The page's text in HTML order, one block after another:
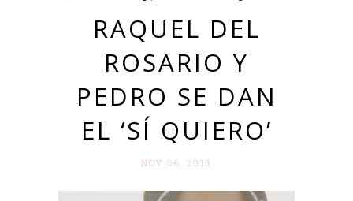
RAQUEL DEL
ROSARIO Y
PEDRO SE DAN
EL ‘SÍ QUIERO’
NOV 06. 2013